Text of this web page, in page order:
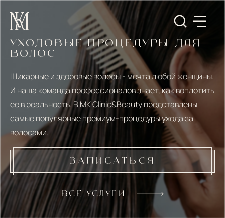
УХОДОВЫЕ ПРОЦЕДУРЫ ДЛЯ
ВОЛОС
Шикарные и здоровые волосы - мечта любой женщины.
И наша команда профессионалов знает, как воплотить
ее в реальность. В MK Clinic&Beauty представлены
самые популярные премиум-процедуры ухода за
волосами.
ЗАПИСАТЬСЯ
ВСЕ УСЛУГИ